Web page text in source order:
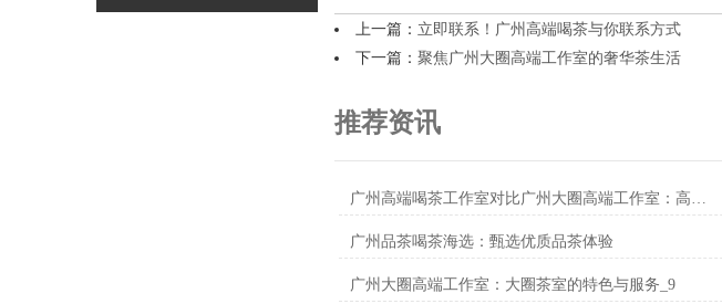
上一篇： 立即联系！广州高端喝茶与你联系方式
下一篇： 聚焦广州大圈高端工作室的奢华茶生活
推荐资讯
广州高端喝茶工作室对比广州大圈高端工作室：高端茶室供需关系_23
广州品茶喝茶海选：甄选优质品茶体验
‌广州大圈高端工作室‌：大圈茶室的特色与服务_9